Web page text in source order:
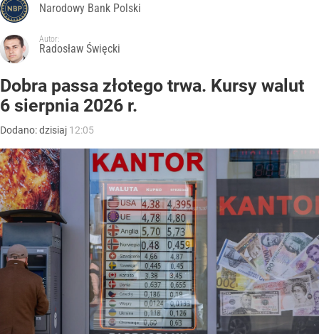
Narodowy Bank Polski
Autor:
Radosław Święcki
Dobra passa złotego trwa. Kursy walut
6 sierpnia 2026 r.
Dodano:dzisiaj 12:05